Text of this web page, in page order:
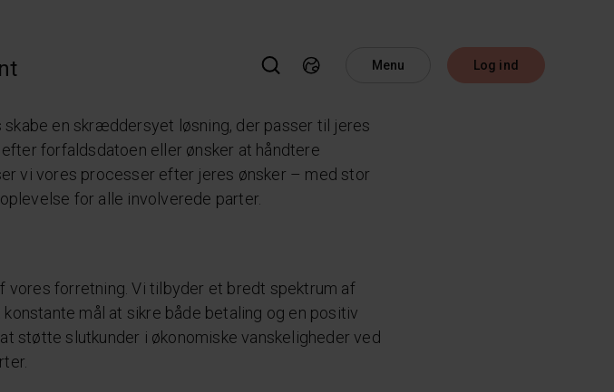
Menu Log ind
en skræddersyet løsning, der passer til jeres
forfaldsdatoen eller ønsker at håndtere
vi vores processer efter jeres ønsker – med stor
for alle involverede parter.
forretning. Vi tilbyder et bredt spektrum af
mål at sikre både betaling og en positiv
støtte slutkunder i økonomiske vanskeligheder ved